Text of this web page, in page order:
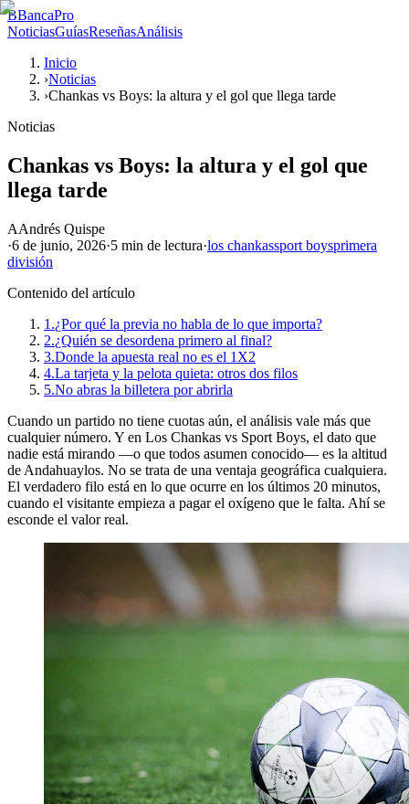
BBancaPro
NoticiasGuíasReseñasAnálisis
Inicio
›Noticias
›Chankas vs Boys: la altura y el gol que llega tarde
Noticias
Chankas vs Boys: la altura y el gol que
llega tarde
AAndrés Quispe
·6 de junio, 2026·5 min de lectura·los chankassport boysprimera
división
Contenido del artículo
1.¿Por qué la previa no habla de lo que importa?
2.¿Quién se desordena primero al final?
3.Donde la apuesta real no es el 1X2
4.La tarjeta y la pelota quieta: otros dos filos
5.No abras la billetera por abrirla
Cuando un partido no tiene cuotas aún, el análisis vale más que
cualquier número. Y en Los Chankas vs Sport Boys, el dato que
nadie está mirando —o que todos asumen conocido— es la altitud
de Andahuaylos. No se trata de una ventaja geográfica cualquiera.
El verdadero filo está en lo que ocurre en los últimos 20 minutos,
cuando el visitante empieza a pagar el oxígeno que le falta. Ahí se
esconde el valor real.